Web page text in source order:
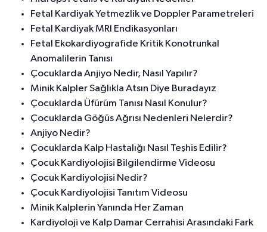
Fetal Kardiyak Yetmezlik ve Doppler Parametreleri
Fetal Kardiyak MRI Endikasyonları
Fetal Ekokardiyografide Kritik Konotrunkal
Anomalilerin Tanısı
Çocuklarda Anjiyo Nedir, Nasıl Yapılır?
Minik Kalpler Sağlıkla Atsın Diye Buradayız
Çocuklarda Üfürüm Tanısı Nasıl Konulur?
Çocuklarda Göğüs Ağrısı Nedenleri Nelerdir?
Anjiyo Nedir?
Çocuklarda Kalp Hastalığı Nasıl Teşhis Edilir?
Çocuk Kardiyolojisi Bilgilendirme Videosu
Çocuk Kardiyolojisi Nedir?
Çocuk Kardiyolojisi Tanıtım Videosu
Minik Kalplerin Yanında Her Zaman
Kardiyoloji ve Kalp Damar Cerrahisi Arasındaki Fark